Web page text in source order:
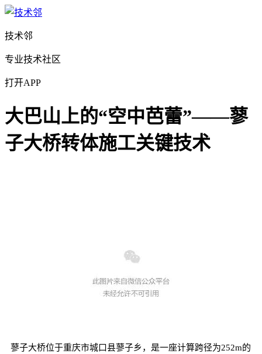
技术邻
专业技术社区
打开APP
大巴山上的“空中芭蕾”——蓼
子大桥转体施工关键技术
蓼子大桥位于重庆市城口县蓼子乡，是一座计算跨径为252m的